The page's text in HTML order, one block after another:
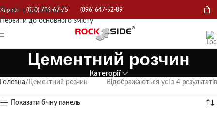
Перейти до навігації
Перейти до основного змісту
Харків: (050) 786-67-75 (096) 647-52-89
Цементний розчин
Категорії
Головна Цементний розчин Відображаються усі з 4 результатів
Показати бічну панель